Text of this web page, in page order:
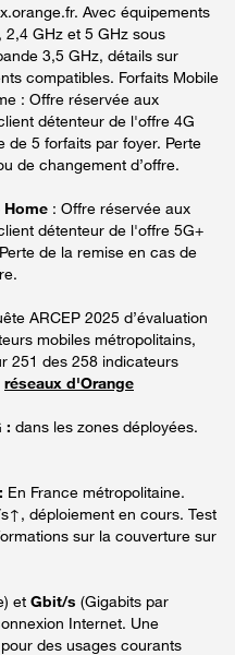
Avec équipements
GHz et 5 GHz sous
3,5 GHz, détails sur
compatibles. Forfaits Mobile
: Offre réservée aux
détenteur de l'offre 4G
de 5 forfaits par foyer. Perte
de changement d’offre.
Home : Offre réservée aux
détenteur de l'offre 5G+
de la remise en cas de
ARCEP 2025 d’évaluation
mobiles métropolitains,
251 des 258 indicateurs
réseaux d'Orange
: dans les zones déployées.
En France métropolitaine.
déploiement en cours. Test
sur la couverture sur
et Gbit/s (Gigabits par
Internet. Une
des usages courants